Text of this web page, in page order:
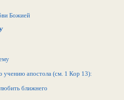
Божией
учению апостола (см. 1 Кор 13):
ближнего